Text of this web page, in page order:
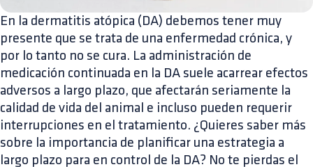
En la dermatitis atópica (DA) debemos tener muy
presente que se trata de una enfermedad crónica, y
por lo tanto no se cura. La administración de
medicación continuada en la DA suele acarrear efectos
adversos a largo plazo, que afectarán seriamente la
calidad de vida del animal e incluso pueden requerir
interrupciones en el tratamiento. ¿Quieres saber más
sobre la importancia de planificar una estrategia a
largo plazo para en control de la DA? No te pierdas el